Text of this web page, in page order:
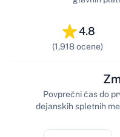
4.8
(1,918 ocene)
Povprečni čas do
dejanskih spletnih